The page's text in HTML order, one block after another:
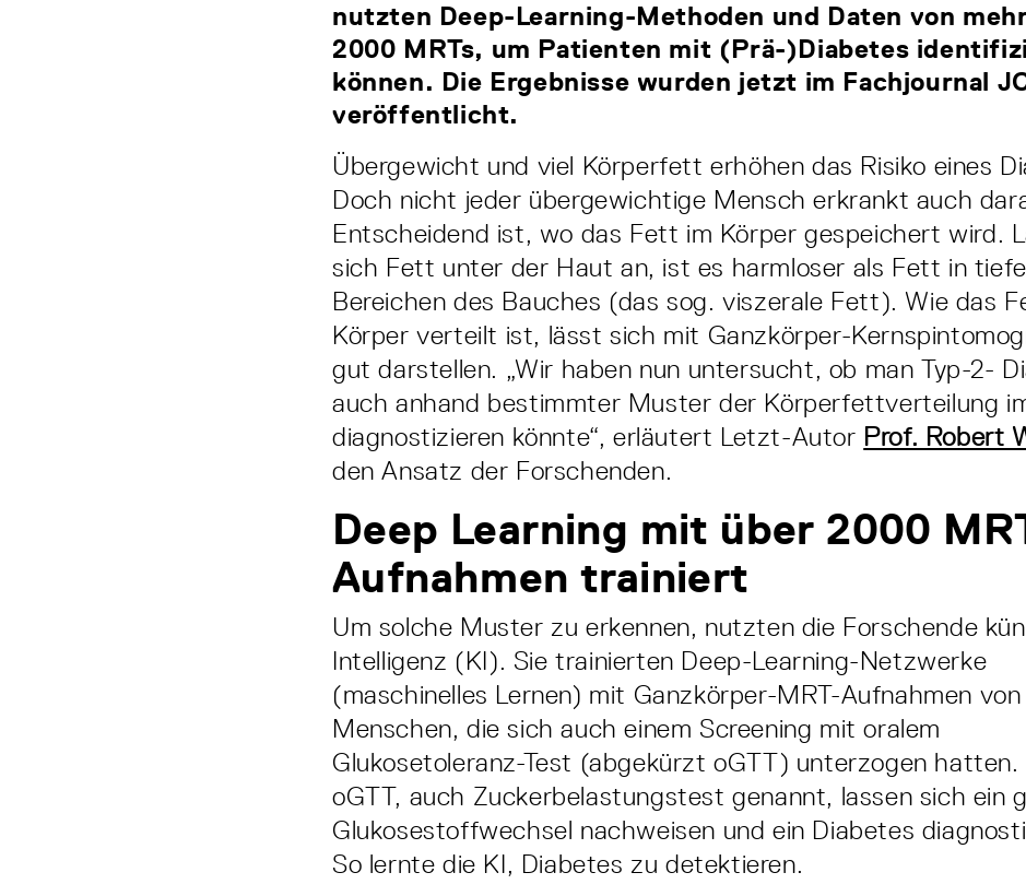
nutzten Deep-Learning-Methoden und Daten von
2000 MRTs, um Patienten mit (Prä-)Diabetes
können. Die Ergebnisse wurden jetzt im Fachjournal
veröffentlicht.
Übergewicht und viel Körperfett erhöhen das Risiko eines
Doch nicht jeder übergewichtige Mensch erkrankt auch
Entscheidend ist, wo das Fett im Körper gespeichert wird.
sich Fett unter der Haut an, ist es harmloser als Fett in
Bereichen des Bauches (das sog. viszerale Fett). Wie das
Körper verteilt ist, lässt sich mit Ganzkörper-
gut darstellen. „Wir haben nun untersucht, ob man Typ-2-
auch anhand bestimmter Muster der Körperfettverteilung
diagnostizieren könnte“, erläutert Letzt-Autor Prof. Robert
den Ansatz der Forschenden.
Deep Learning mit über 2000
Aufnahmen trainiert
Um solche Muster zu erkennen, nutzten die Forschende
Intelligenz (KI). Sie trainierten Deep-Learning-Netzwerke
(maschinelles Lernen) mit Ganzkörper-MRT-Aufnahmen
Menschen, die sich auch einem Screening mit oralem
Glukosetoleranz-Test (abgekürzt oGTT) unterzogen
oGTT, auch Zuckerbelastungstest genannt, lassen sich ein
Glukosestoffwechsel nachweisen und ein Diabetes
So lernte die KI, Diabetes zu detektieren.